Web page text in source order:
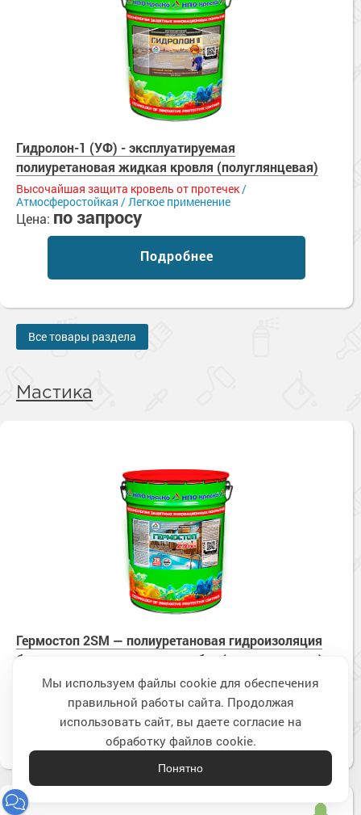
Гидролон-1 (УФ) - эксплуатируемая
полиуретановая жидкая кровля (полуглянцевая)
Высочайшая защита кровель от протечек /
Атмосферостойкая / Легкое применение
Цена: по запросу
Подробнее
Все товары раздела
Мастика
Гермостоп 2SM — полиуретановая гидроизоляция
без запаха для внутренних работ (полуглянцевая)
Цена:по запросу
Подробнее
Мы используем файлы cookie для обеспечения
правильной работы сайта. Продолжая
использовать сайт, вы даете согласие на
обработку файлов cookie.
Понятно